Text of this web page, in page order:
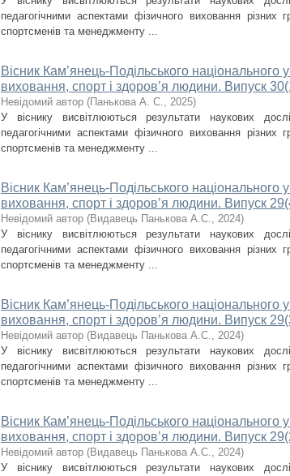
педагогічними аспектами фізичного виховання різних
спортсменів та менеджменту ...
Вісник Кам’янець-Подільського національного
виховання, спорт і здоров’я людини. Випуск
Невідомий автор (Панькова А. С., 2025)
У віснику висвітлюються результати наукових
педагогічними аспектами фізичного виховання різних
спортсменів та менеджменту ...
Вісник Кам’янець-Подільського національного
виховання, спорт і здоров’я людини. Випуск
Невідомий автор (Видавець Панькова А.С., 2024)
У віснику висвітлюються результати наукових
педагогічними аспектами фізичного виховання різних
спортсменів та менеджменту ...
Вісник Кам’янець-Подільського національного
виховання, спорт і здоров’я людини. Випуск
Невідомий автор (Видавець Панькова А.С., 2024)
У віснику висвітлюються результати наукових
педагогічними аспектами фізичного виховання різних
спортсменів та менеджменту ...
Вісник Кам’янець-Подільського національного
виховання, спорт і здоров’я людини. Випуск
Невідомий автор (Видавець Панькова А.С., 2024)
У віснику висвітлюються результати наукових